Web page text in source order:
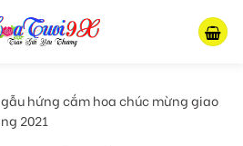
hứng cắm hoa chúc mừng giao
2021